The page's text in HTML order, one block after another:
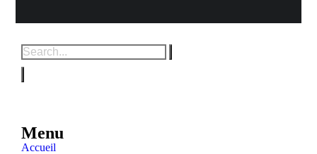
Menu
Accueil